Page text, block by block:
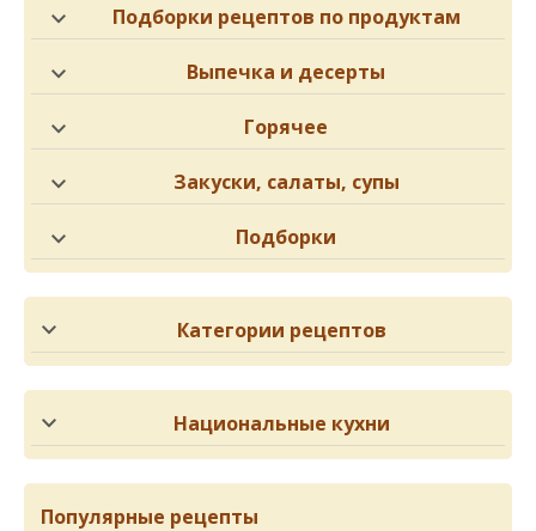
Подборки рецептов по продуктам
Выпечка и десерты
Горячее
Закуски, салаты, супы
Подборки
Категории рецептов
Национальные кухни
Популярные рецепты